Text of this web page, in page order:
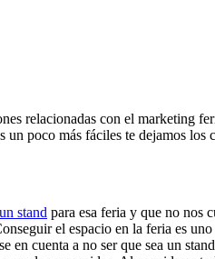
relacionadas con el marketing
un poco más fáciles te dejamos
stand para esa feria y que no nos
el espacio en la feria es
en cuenta a no ser que sea un